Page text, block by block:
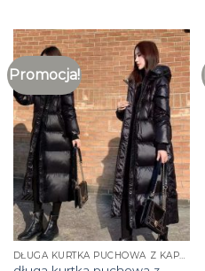
Promocja!
DŁUGA KURTKA PUCHOWA Z KAPTUREM